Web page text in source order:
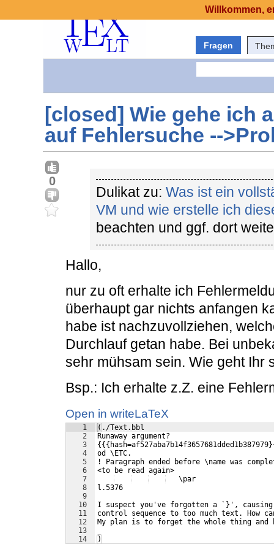
Fragen
[closed] Wie gehe ich
auf Fehlersuche --
0
Dulikat zu: Was ist ein
VM und wie erstelle ich
beachten und ggf. dort
Hallo,
nur zu oft erhalte ich
überhaupt gar nichts anfangen
habe ist nachzuvollziehen,
Durchlauf getan habe. Bei
sehr mühsam sein. Wie geht Ihr
Bsp.: Ich erhalte z.Z. eine
Open in writeLaTeX
1
2
3
4
5
6
7
8
9
10
11
12
13
14
(./Text.bbl
Runaway argument?
od \ETC.
! Paragraph ended before \name was
<to be read again>
   \par
l.5376
I suspect you've forgotten a `}',
control sequence to too much text. How
My plan is to forget the whole thing and
)
Willkommen,